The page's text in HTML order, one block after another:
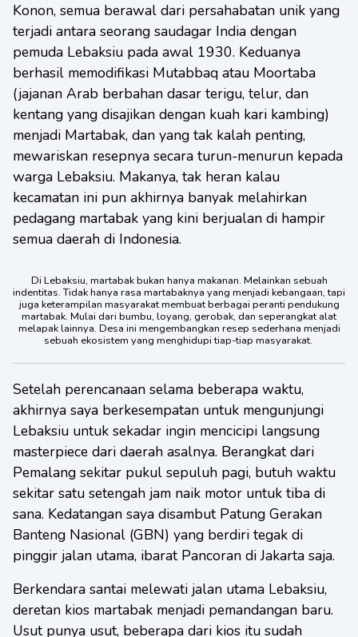
Konon, semua berawal dari persahabatan unik yang
terjadi antara seorang saudagar India dengan
pemuda Lebaksiu pada awal 1930. Keduanya
berhasil memodifikasi Mutabbaq atau Moortaba
(jajanan Arab berbahan dasar terigu, telur, dan
kentang yang disajikan dengan kuah kari kambing)
menjadi Martabak, dan yang tak kalah penting,
mewariskan resepnya secara turun-menurun kepada
warga Lebaksiu. Makanya, tak heran kalau
kecamatan ini pun akhirnya banyak melahirkan
pedagang martabak yang kini berjualan di hampir
semua daerah di Indonesia.
Di Lebaksiu, martabak bukan hanya makanan. Melainkan sebuah
indentitas. Tidak hanya rasa martabaknya yang menjadi kebangaan, tapi
juga keterampilan masyarakat membuat berbagai peranti pendukung
martabak. Mulai dari bumbu, loyang, gerobak, dan seperangkat alat
melapak lainnya. Desa ini mengembangkan resep sederhana menjadi
sebuah ekosistem yang menghidupi tiap-tiap masyarakat.
Setelah perencanaan selama beberapa waktu,
akhirnya saya berkesempatan untuk mengunjungi
Lebaksiu untuk sekadar ingin mencicipi langsung
masterpiece dari daerah asalnya. Berangkat dari
Pemalang sekitar pukul sepuluh pagi, butuh waktu
sekitar satu setengah jam naik motor untuk tiba di
sana. Kedatangan saya disambut Patung Gerakan
Banteng Nasional (GBN) yang berdiri tegak di
pinggir jalan utama, ibarat Pancoran di Jakarta saja.
Berkendara santai melewati jalan utama Lebaksiu,
deretan kios martabak menjadi pemandangan baru.
Usut punya usut, beberapa dari kios itu sudah